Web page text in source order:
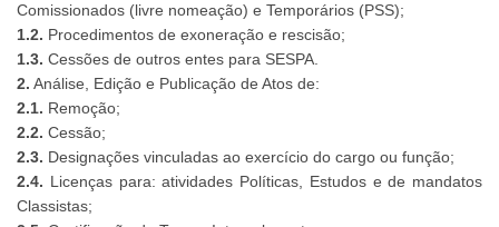
Comissionados (livre nomeação) e Temporários (PSS);
1.2. Procedimentos de exoneração e rescisão;
1.3. Cessões de outros entes para SESPA.
2. Análise, Edição e Publicação de Atos de:
2.1. Remoção;
2.2. Cessão;
2.3. Designações vinculadas ao exercício do cargo ou função;
2.4. Licenças para: atividades Políticas, Estudos e de mandatos
Classistas;